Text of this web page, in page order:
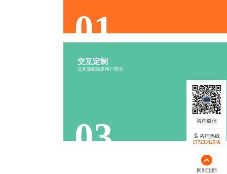
01
交互定制
交互流畅满足用户需求
03
咨询热线
17723342546
回到顶部